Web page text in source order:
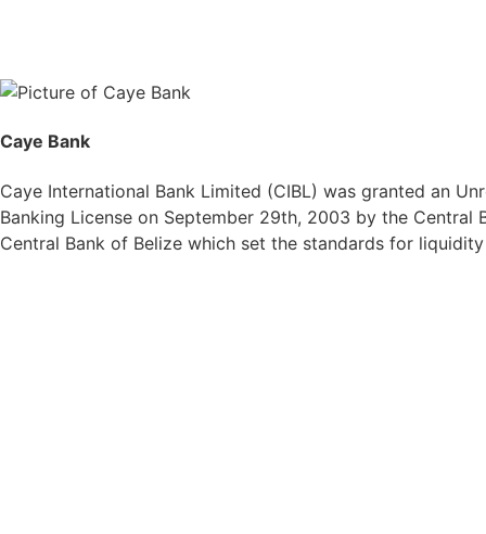
Caye Bank
Caye International Bank Limited (CIBL) was granted an
Banking License on September 29th, 2003 by the Central
Central Bank of Belize which set the standards for